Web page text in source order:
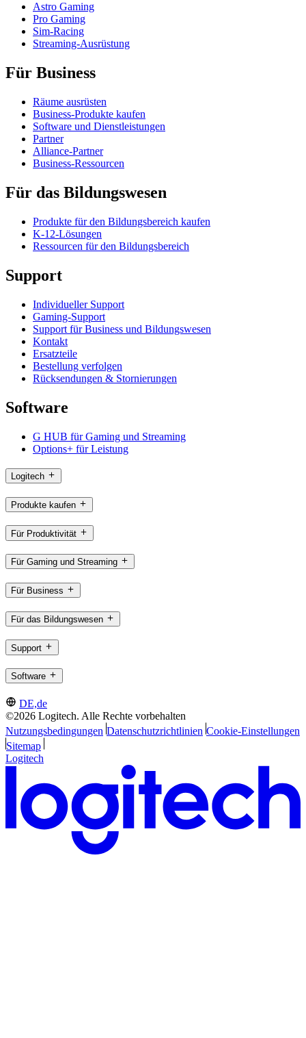
Astro Gaming
Pro Gaming
Sim-Racing
Streaming-Ausrüstung
Für Business
Räume ausrüsten
Business-Produkte kaufen
Software und Dienstleistungen
Partner
Alliance-Partner
Business-Ressourcen
Für das Bildungswesen
Produkte für den Bildungsbereich kaufen
K-12-Lösungen
Ressourcen für den Bildungsbereich
Support
Individueller Support
Gaming-Support
Support für Business und Bildungswesen
Kontakt
Ersatzteile
Bestellung verfolgen
Rücksendungen & Stornierungen
Software
G HUB für Gaming und Streaming
Options+ für Leistung
Logitech
Produkte kaufen
Für Produktivität
Für Gaming und Streaming
Für Business
Für das Bildungswesen
Support
Software
DE,de
©2026 Logitech. Alle Rechte vorbehalten
Nutzungsbedingungen Datenschutzrichtlinien Cookie-Einstellungen
Sitemap
Logitech